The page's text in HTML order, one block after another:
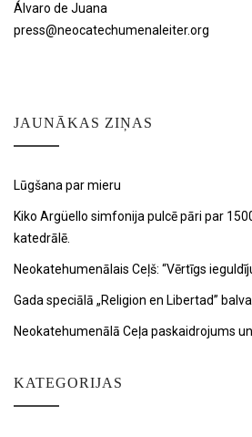
Álvaro de Juana
press@neocatechumenaleiter.org
JAUNĀKAS ZIŅAS
Lūgšana par mieru
Kiko Argüello simfonija pulcē pāri par
katedrālē.
Neokatehumenālais Ceļš: “Vērtīgs
Gada speciālā „Religion en Libertad”
Neokatehumenālā Ceļa paskaidrojums
KATEGORIJAS